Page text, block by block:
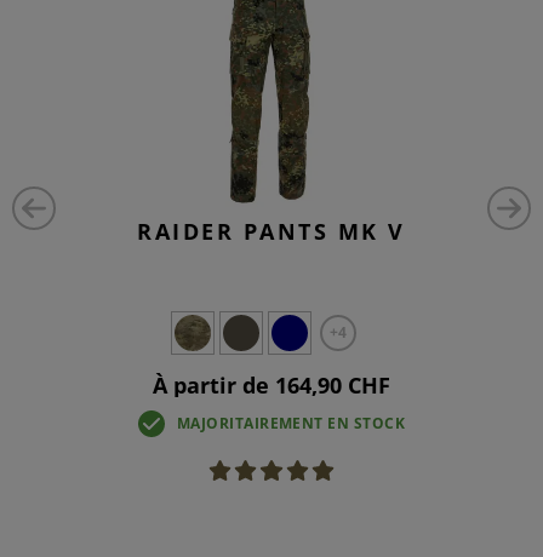
RAIDER PANTS MK V
+4
À partir de 164,90 CHF
MAJORITAIREMENT EN STOCK